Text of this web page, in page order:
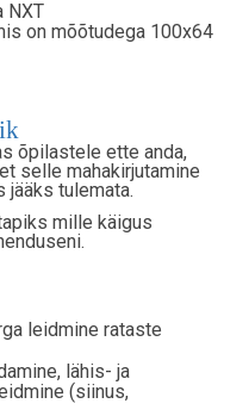
NXT
on mõõtudega 100x64
õpilastele ette anda,
selle mahakirjutamine
jääks tulemata.
mille käigus
leidmine rataste
lähis- ja
(siinus,